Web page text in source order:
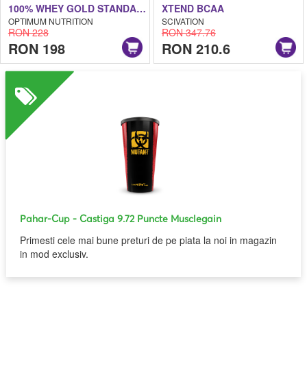
100% WHEY GOLD STANDARD
OPTIMUM NUTRITION
RON 228
RON 198
XTEND BCAA
SCIVATION
RON 347.76
RON 210.6
Pahar-Cup- Castiga 9.72 Puncte Musclegain
Primesti cele mai bune preturi de pe piata la noi in magazin
in mod exclusiv.